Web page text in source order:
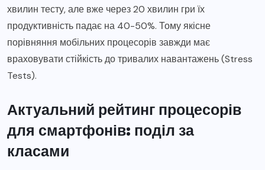
хвилин тесту, але вже через 20 хвилин гри їх
продуктивність падає на 40-50%. Тому якісне
порівняння мобільних процесорів завжди має
враховувати стійкість до тривалих навантажень (Stress
Tests).
Актуальний рейтинг процесорів
для смартфонів: поділ за
класами